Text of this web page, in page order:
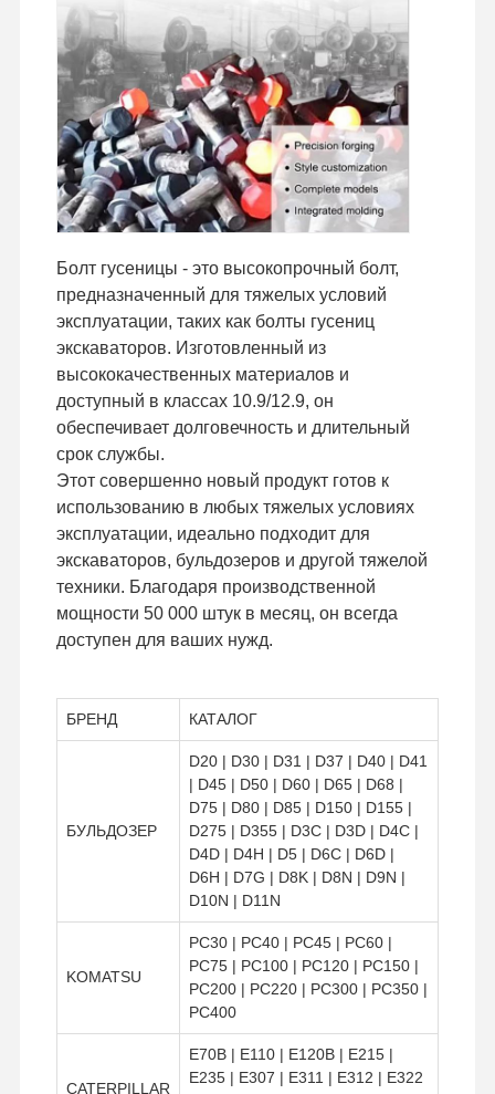
рельсовый болт
Бутылочный болт
Сверток для зубов
Застежка для зубного блока
Шнур колеса грузовика
болты и гайки
Болт ботинка следа
Болт гусеницы - это высокопрочный болт,
предназначенный для тяжелых условий
эксплуатации, таких как болты гусениц
экскаваторов. Изготовленный из
высококачественных материалов и
доступный в классах 10.9/12.9, он
обеспечивает долговечность и длительный
срок службы.
Этот совершенно новый продукт готов к
использованию в любых тяжелых условиях
эксплуатации, идеально подходит для
экскаваторов, бульдозеров и другой тяжелой
техники. Благодаря производственной
мощности 50 000 штук в месяц, он всегда
доступен для ваших нужд.
БРЕНД КАТАЛОГ
БУЛЬДОЗЕР
D20 | D30 | D31 | D37 | D40 | D41
| D45 | D50 | D60 | D65 | D68 |
D75 | D80 | D85 | D150 | D155 |
D275 | D355 | D3C | D3D | D4C |
D4D | D4H | D5 | D6C | D6D |
D6H | D7G | D8K | D8N | D9N |
D10N | D11N
KOMATSU
PC30 | PC40 | PC45 | PC60 |
PC75 | PC100 | PC120 | PC150 |
PC200 | PC220 | PC300 | PC350 |
PC400
CATERPILLAR
E70B | E110 | E120B | E215 |
E235 | E307 | E311 | E312 | E322